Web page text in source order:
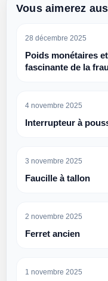
Vous aimerez
28 décembre 2025
Poids monétaires
fascinante de la
4 novembre 2025
Interrupteur à
3 novembre 2025
Faucille à tallon
2 novembre 2025
Ferret ancien
1 novembre 2025